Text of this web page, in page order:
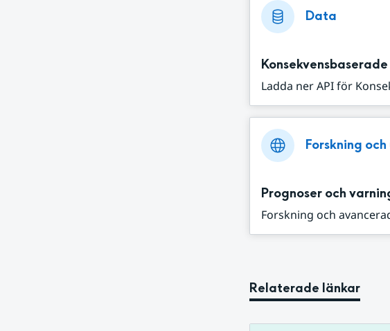
Data
Ladda ner API för
Forskning
Prognoser och
Forskning och
Relaterade länkar